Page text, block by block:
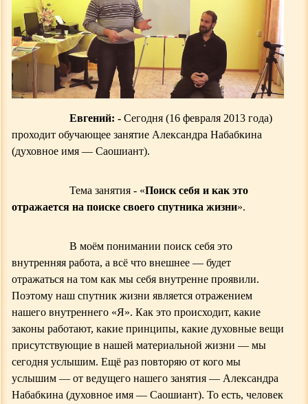
Евгений: - Сегодня (16 февраля 2013 года)
проходит обучающее занятие Александра Набабкина
(духовное имя — Саошиант).
Тема занятия - «Поиск себя и как это
отражается на поиске своего спутника жизни».
В моём понимании поиск себя это
внутренняя работа, а всё что внешнее — будет
отражаться на том как мы себя внутренне проявили.
Поэтому наш спутник жизни является отражением
нашего внутреннего «Я». Как это происходит, какие
законы работают, какие принципы, какие духовные вещи
присутствующие в нашей материальной жизни — мы
сегодня услышим. Ещё раз повторяю от кого мы
услышим — от ведущего нашего занятия — Александра
Набабкина (духовное имя — Саошиант). То есть, человек